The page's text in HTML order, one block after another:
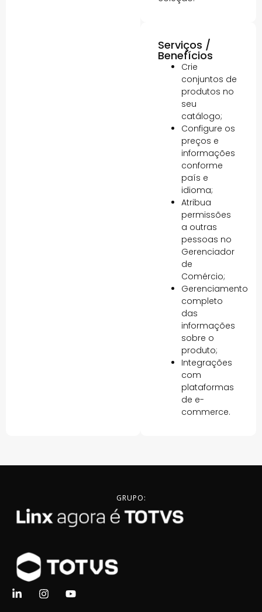
Serviços /
Benefícios
Crie
conjuntos de
produtos no
seu
catálogo;
Configure os
preços e
informações
conforme
país e
idioma;
Atribua
permissões
a outras
pessoas no
Gerenciador
de
Comércio;
Gerenciamento
completo
das
informações
sobre o
produto;
Integrações
com
plataformas
de e-
commerce.
GRUPO: